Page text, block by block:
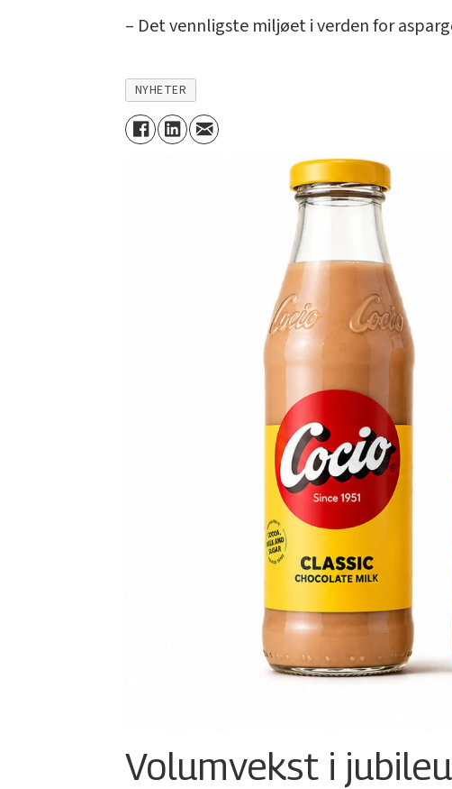
– Det vennligste miljøet i verden for
NYHETER
Volumvekst i